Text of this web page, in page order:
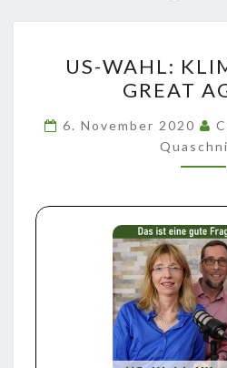
US-WAHL:
GREAT
6. November 2020